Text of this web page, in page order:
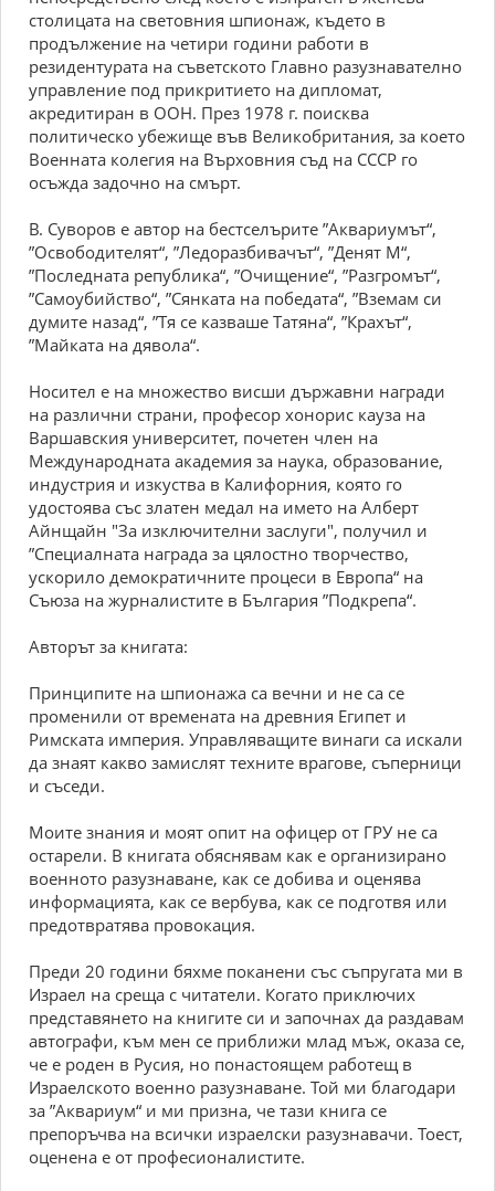
столицата на световния шпионаж, където в
продължение на четири години работи в
резидентурата на съветското Главно разузнавателно
управление под прикритието на дипломат,
акредитиран в ООН. През 1978 г. поисква
политическо убежище във Великобритания, за което
Военната колегия на Върховния съд на СССР го
осъжда задочно на смърт.
В. Суворов е автор на бестселърите ”Аквариумът“,
”Освободителят“, ”Ледоразбивачът“, ”Денят М“,
”Последната република“, ”Очищение“, ”Разгромът“,
”Самоубийство“, ”Сянката на победата“, ”Вземам си
думите назад“, ”Тя се казваше Татяна“, ”Крахът“,
”Майката на дявола“.
Носител е на множество висши държавни награди
на различни страни, професор хонорис кауза на
Варшавския университет, почетен член на
Международната академия за наука, образование,
индустрия и изкуства в Калифорния, която го
удостоява със златен медал на името на Алберт
Айнщайн "За изключителни заслуги", получил и
”Специалната награда за цялостно творчество,
ускорило демократичните процеси в Европа“ на
Съюза на журналистите в България ”Подкрепа“.
Авторът за книгата:
Принципите на шпионажа са вечни и не са се
променили от времената на древния Египет и
Римската империя. Управляващите винаги са искали
да знаят какво замислят техните врагове, съперници
и съседи.
Моите знания и моят опит на офицер от ГРУ не са
остарели. В книгата обяснявам как е организирано
военното разузнаване, как се добива и оценява
информацията, как се вербува, как се подготвя или
предотвратява провокация.
Преди 20 години бяхме поканени със съпругата ми в
Израел на среща с читатели. Когато приключих
представянето на книгите си и започнах да раздавам
автографи, към мен се приближи млад мъж, оказа се,
че е роден в Русия, но понастоящем работещ в
Израелското военно разузнаване. Той ми благодари
за ”Аквариум“ и ми призна, че тази книга се
препоръчва на всички израелски разузнавачи. Тоест,
оценена е от професионалистите.